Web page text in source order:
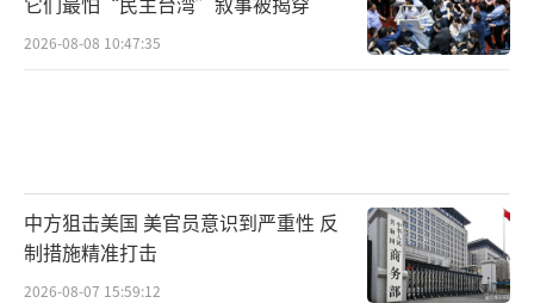
里。当美国用93.5%关税恐吓时，中国稀土精
炼厂正调整出口配额；当日韩为“站队”失眠
0882）
2026-08-08 10:47:35
中方狙击美国 美官员意识到严重性 反
制措施精准打击
2026-08-07 15:59:12